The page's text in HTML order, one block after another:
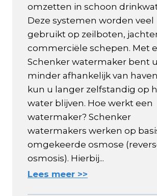
omzetten in schoon
Deze systemen worden veel
gebruikt op zeilboten,
commerciële schepen. Met
Schenker watermaker bent u
minder afhankelijk van
kun u langer zelfstandig op
water blijven. Hoe werkt een
watermaker? Schenker
watermakers werken op
omgekeerde osmose
osmosis). Hierbij...
Lees meer >>